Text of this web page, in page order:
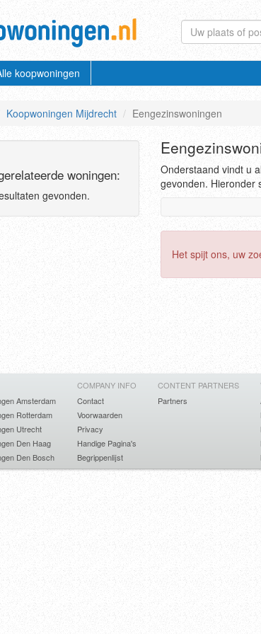
koopwoningen
Koopwoningen Mijdrecht Eengezinswoningen
Onderstaand vindt u
gevonden. Hieronder
Het spijt ons, uw
woningen:
gevonden.
Amsterdam
Rotterdam
Utrecht
Den Haag
Den Bosch
COMPANY INFO
Contact
Voorwaarden
Privacy
Handige Pagina's
Begrippenlijst
CONTENT PARTNERS
Partners